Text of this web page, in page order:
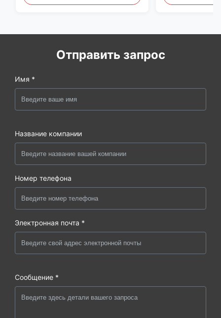
Отправить запрос
Имя *
Название компании
Номер телефона
Электронная почта *
Сообщение *